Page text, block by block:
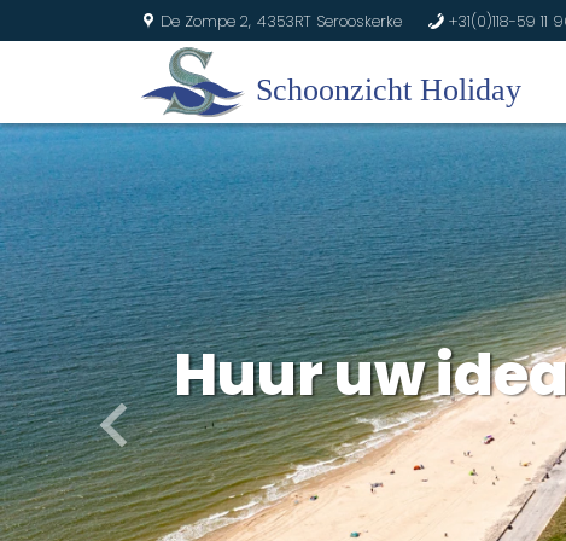
U De Zompe 2, 4353RT Serooskerke b +31(0)118-59 11
Huur uw